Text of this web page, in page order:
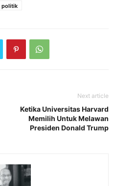
politik
Next article
Ketika Universitas Harvard
Memilih Untuk Melawan
Presiden Donald Trump